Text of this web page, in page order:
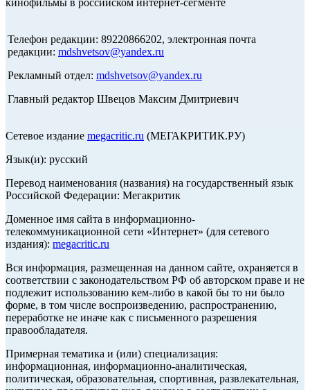
кинофильмы в российском интернет-сегменте
Телефон редакции: 89220866202, электронная почта
редакции: mdshvetsov@yandex.ru
Рекламный отдел: mdshvetsov@yandex.ru
Главный редактор Швецов Максим Дмитриевич
Сетевое издание megacritic.ru (МЕГАКРИТИК.РУ)
Язык(и): русский
Перевод наименования (названия) на государственный язык
Российской Федерации: Мегакритик
Доменное имя сайта в информационно-
телекоммуникационной сети «Интернет» (для сетевого
издания): megacritic.ru
Вся информация, размещенная на данном сайте, охраняется в
соответствии с законодательством РФ об авторском праве и не
подлежит использованию кем-либо в какой бы то ни было
форме, в том числе воспроизведению, распространению,
переработке не иначе как с письменного разрешения
правообладателя.
Примерная тематика и (или) специализация:
информационная, информационно-аналитическая,
политическая, образовательная, спортивная, развлекательная,